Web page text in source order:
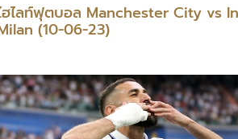
ฮไลท์ฟุตบอล Manchester City vs
(10-06-23)